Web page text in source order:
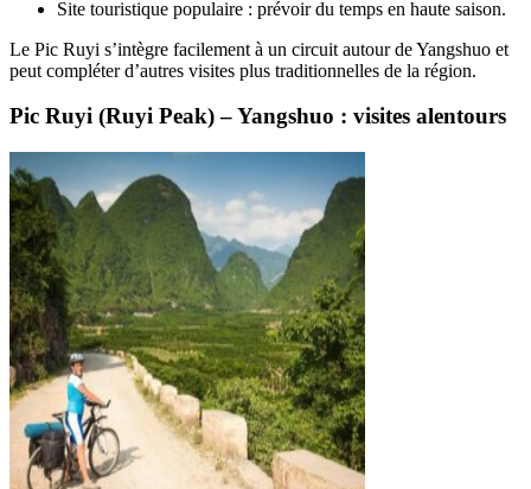
Site touristique populaire : prévoir du temps en haute saison.
Le Pic Ruyi s’intègre facilement à un circuit autour de Yangshuo et
peut compléter d’autres visites plus traditionnelles de la région.
Pic Ruyi (Ruyi Peak) – Yangshuo : visites alentours